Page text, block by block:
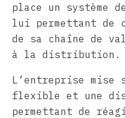
place un système
lui permettant de
de sa chaîne de
à la distribution.
L’entreprise mise
flexible et une
permettant de